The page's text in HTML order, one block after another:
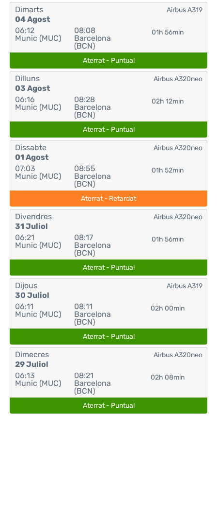
Dimarts
04 Agost
06:12
Munic (MUC)
08:08
Barcelona
(BCN)
01h 56min
Airbus A319
Aterrat - Puntual
Dilluns
03 Agost
06:16
Munic (MUC)
08:28
Barcelona
(BCN)
02h 12min
Airbus A320neo
Aterrat - Puntual
Dissabte
01 Agost
07:03
Munic (MUC)
08:55
Barcelona
(BCN)
01h 52min
Airbus A320neo
Aterrat - Retardat
Divendres
31 Juliol
06:21
Munic (MUC)
08:17
Barcelona
(BCN)
01h 56min
Airbus A320neo
Aterrat - Puntual
Dijous
30 Juliol
06:11
Munic (MUC)
08:11
Barcelona
(BCN)
02h 00min
Airbus A319
Aterrat - Puntual
Dimecres
29 Juliol
06:13
Munic (MUC)
08:21
Barcelona
(BCN)
02h 08min
Airbus A320neo
Aterrat - Puntual